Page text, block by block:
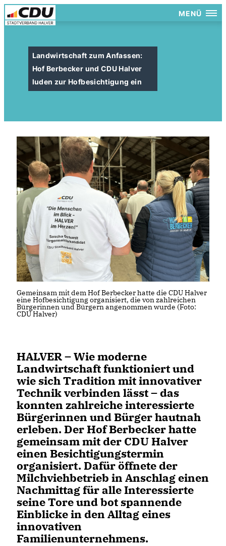
MENÜ
Landwirtschaft zum Anfassen:
Hof Berbecker und CDU Halver
luden zur Hofbesichtigung ein
Gemeinsam mit dem Hof Berbecker hatte die CDU Halver
eine Hofbesichtigung organisiert, die von zahlreichen
Bürgerinnen und Bürgern angenommen wurde (Foto:
CDU Halver)
HALVER– Wie moderne
Landwirtschaft funktioniert und
wie sich Tradition mit innovativer
Technik verbinden lässt – das
konnten zahlreiche interessierte
Bürgerinnen und Bürger hautnah
erleben. Der Hof Berbecker hatte
gemeinsam mit der CDU Halver
einen Besichtigungstermin
organisiert. Dafür öffnete der
Milchviehbetrieb in Anschlag einen
Nachmittag für alle Interessierte
seine Tore und bot spannende
Einblicke in den Alltag eines
innovativen
Familienunternehmens.